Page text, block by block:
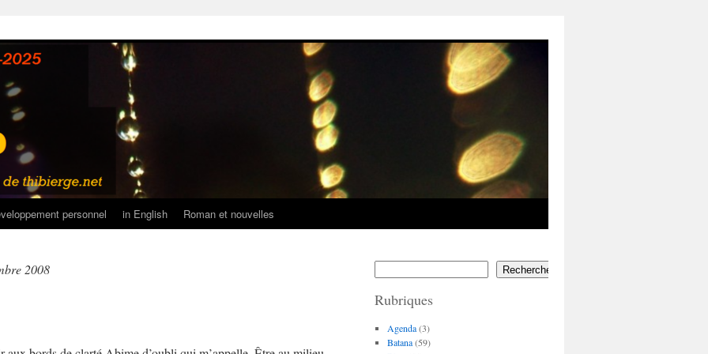
personnel in English Roman et nouvelles
2008 Rechercher
Rubriques
Agenda(3)
Batana(59)